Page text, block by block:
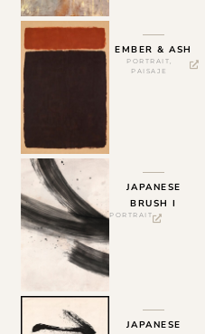
EMBER & ASH
PORTRAIT,
PAISAJE
JAPANESE
BRUSH I
PORTRAIT
JAPANESE